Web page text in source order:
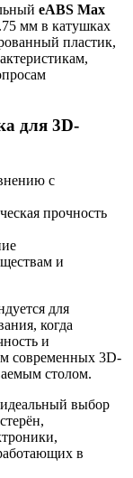
eABS Max
мм в катушках
пластик,
для 3D-
с
прочность
и
для
когда
и
современных 3D-
столом.
выбор
в